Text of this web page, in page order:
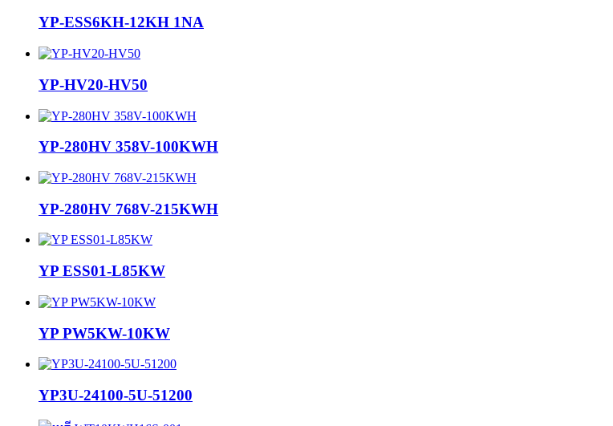
YP-ESS6KH-12KH 1NA
YP-HV20-HV50
YP-280HV 358V-100KWH
YP-280HV 768V-215KWH
YP ESS01-L85KW
YP PW5KW-10KW
YP3U-24100-5U-51200